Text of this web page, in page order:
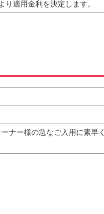
適用金利を決定します。
ナー様の急なご入用に素早く